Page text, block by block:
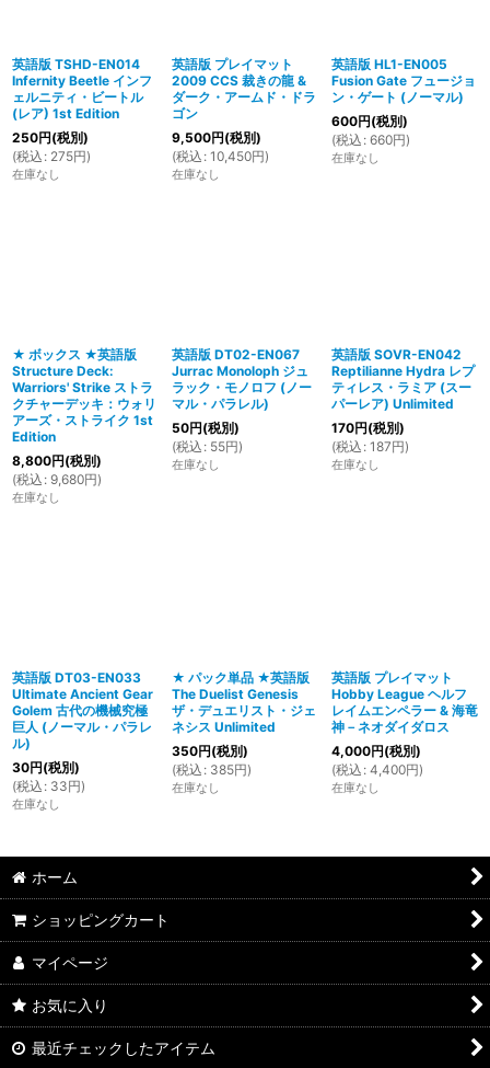
英語版 TSHD-EN014
Infernity Beetle インフ
ェルニティ・ビートル
(レア) 1st Edition
250円(税別)
(税込 : 275円)
在庫なし
英語版 プレイマット
2009 CCS 裁きの龍 &
ダーク・アームド・ドラ
ゴン
9,500円(税別)
(税込 : 10,450円)
在庫なし
英語版 HL1-EN005
Fusion Gate フュージョ
ン・ゲート (ノーマル)
600円(税別)
(税込 : 660円)
在庫なし
★ ボックス ★英語版
Structure Deck:
Warriors' Strike ストラ
クチャーデッキ：ウォリ
アーズ・ストライク 1st
Edition
8,800円(税別)
(税込 : 9,680円)
在庫なし
英語版 DT02-EN067
Jurrac Monoloph ジュ
ラック・モノロフ (ノー
マル・パラレル)
50円(税別)
(税込 : 55円)
在庫なし
英語版 SOVR-EN042
Reptilianne Hydra レプ
ティレス・ラミア (スー
パーレア) Unlimited
170円(税別)
(税込 : 187円)
在庫なし
英語版 DT03-EN033
Ultimate Ancient Gear
Golem 古代の機械究極
巨人 (ノーマル・パラレ
ル)
30円(税別)
(税込 : 33円)
在庫なし
★ パック単品 ★英語版
The Duelist Genesis
ザ・デュエリスト・ジェ
ネシス Unlimited
350円(税別)
(税込 : 385円)
在庫なし
英語版 プレイマット
Hobby League ヘルフ
レイムエンペラー & 海竜
神－ネオダイダロス
4,000円(税別)
(税込 : 4,400円)
在庫なし
ホーム
ショッピングカート
マイページ
お気に入り
最近チェックしたアイテム